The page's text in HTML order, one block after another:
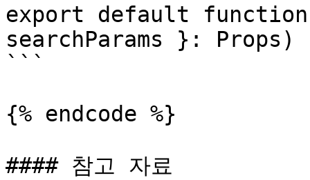
export default function
searchParams }:
```
{% endcode %}
#### 참고 자료